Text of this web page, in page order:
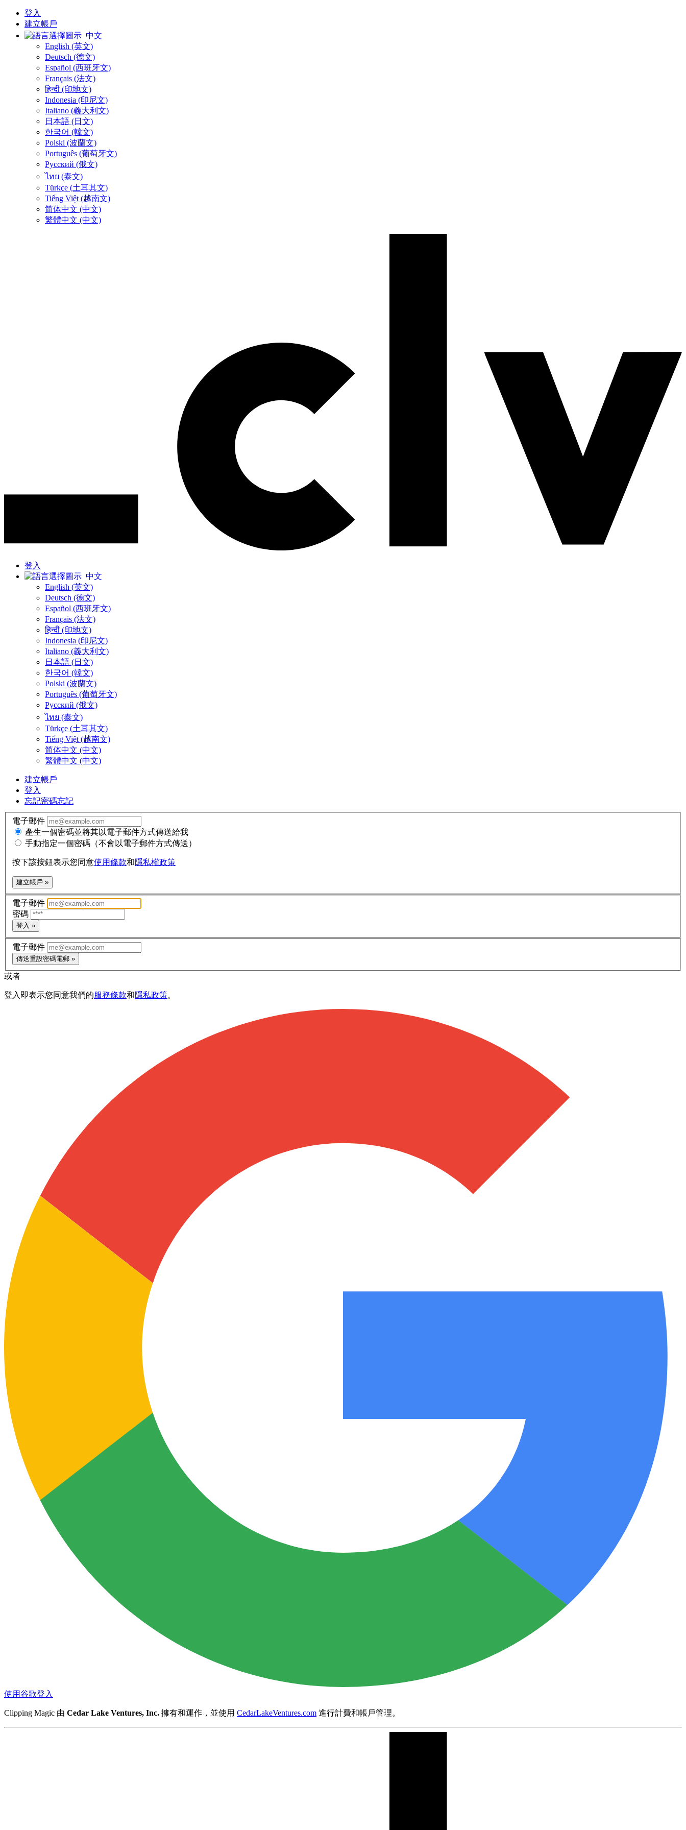
登入
建立帳戶
中文
English (英文)
Deutsch (德文)
Español (西班牙文)
Français (法文)
हिन्दी (印地文)
Indonesia (印尼文)
Italiano (義大利文)
日本語 (日文)
한국어 (韓文)
Polski (波蘭文)
Português (葡萄牙文)
Русский (俄文)
ไทย (泰文)
Türkçe (土耳其文)
Tiếng Việt (越南文)
简体中文 (中文)
繁體中文 (中文)
登入
中文
English (英文)
Deutsch (德文)
Español (西班牙文)
Français (法文)
हिन्दी (印地文)
Indonesia (印尼文)
Italiano (義大利文)
日本語 (日文)
한국어 (韓文)
Polski (波蘭文)
Português (葡萄牙文)
Русский (俄文)
ไทย (泰文)
Türkçe (土耳其文)
Tiếng Việt (越南文)
简体中文 (中文)
繁體中文 (中文)
建立帳戶
登入
忘記密碼忘記
電子郵件
產生一個密碼並將其以電子郵件方式傳送給我
手動指定一個密碼（不會以電子郵件方式傳送）
按下該按鈕表示您同意使用條款和隱私權政策
建立帳戶 »
電子郵件
密碼
登入 »
電子郵件
傳送重設密碼電郵 »
或者
登入即表示您同意我們的服務條款和隱私政策。
使用谷歌登入
Clipping Magic 由 Cedar Lake Ventures, Inc. 擁有和運作，並使用 CedarLakeVentures.com 進行計費和帳戶管理。